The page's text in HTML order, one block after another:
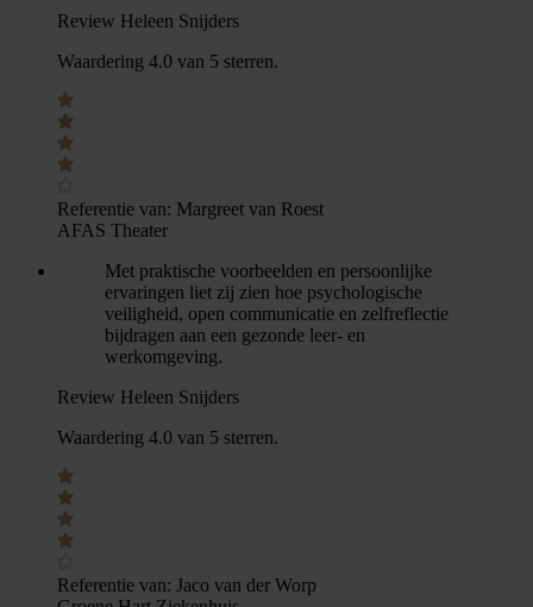
Review Heleen Snijders
Waardering 4.0 van 5 sterren.
Referentie van: Margreet van Roest
AFAS Theater
Met praktische voorbeelden en persoonlijke
ervaringen liet zij zien hoe psychologische
veiligheid, open communicatie en zelfreflectie
bijdragen aan een gezonde leer- en
werkomgeving.
Review Heleen Snijders
Waardering 4.0 van 5 sterren.
Referentie van: Jaco van der Worp